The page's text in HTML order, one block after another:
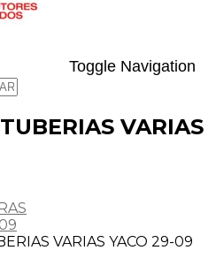
Toggle Navigation
VARIAS
VARIAS YACO 29-09